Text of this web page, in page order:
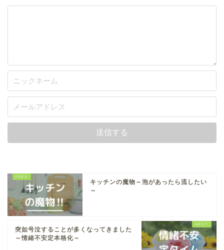
キッチンの魔物～泡があったら流したい
～
突如号泣することが多くなってきました
～情緒不安定本格化～